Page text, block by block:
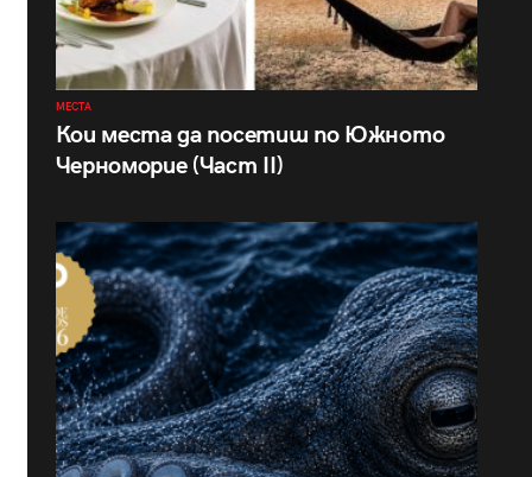
МЕСТА
Кои места да посетиш по Южното
Черноморие (Част II)